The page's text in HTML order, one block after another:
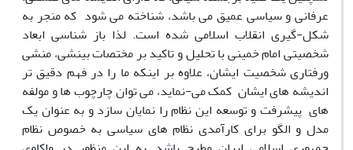
عرفانی و سیاسی عمیق می باشد، شناخته می شود که منجر به
شکل-گیری انقلاب اسلامی شده است. لذا باز شناسی ابعاد
شخصیتی امام خمینی با تحلیل و تاکید بر مختصات بینشی، منشی
ورفتاری شخصیت ایشان، علاوه بر اینکه ما را در فهم دقیق تر
اندیشه های ایشان کمک می-نماید، می توان چارچوب ها و مولفه
های پیشرفت و توسعه این نظام را نمایان سازد و به عنوان یک
مدل و الگو برای کارآمدی نظام های سیاسی به خصوص نظام